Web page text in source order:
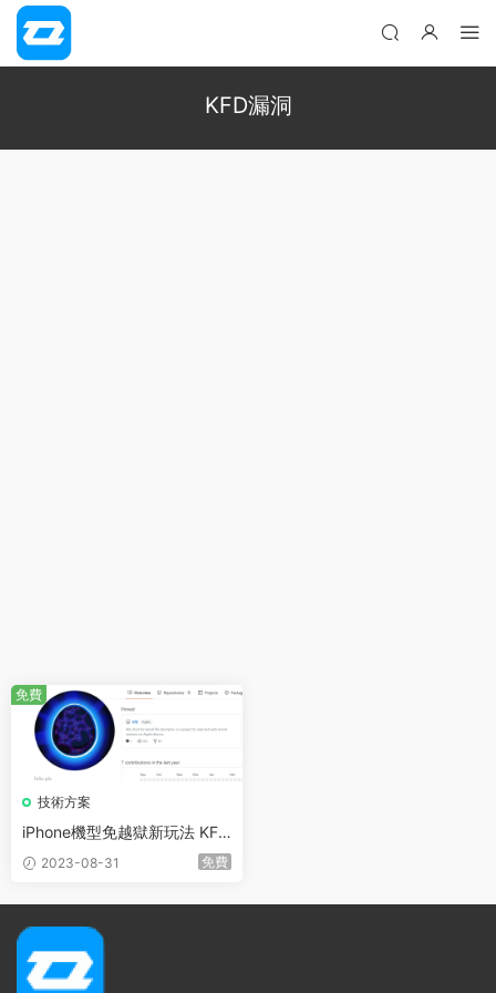
KFD漏洞
技術方案
iPhone機型免越獄新玩法 KFD
漏洞 支持xs-14機型最高支持i
OS16.6b1
2023-08-31 免費
免費